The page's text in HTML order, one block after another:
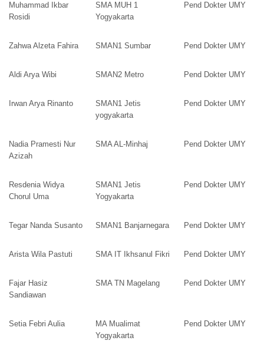
Muhammad Ikbar
Rosidi
SMA MUH 1
Yogyakarta
Pend Dokter UMY
Zahwa Alzeta Fahira SMAN1 Sumbar Pend Dokter UMY
Aldi Arya Wibi SMAN2 Metro Pend Dokter UMY
Irwan Arya Rinanto
SMAN1 Jetis
yogyakarta
Pend Dokter UMY
Nadia Pramesti Nur
Azizah
SMA AL-Minhaj Pend Dokter UMY
Resdenia Widya
Chorul Uma
SMAN1 Jetis
Yogyakarta
Pend Dokter UMY
Tegar Nanda Susanto SMAN1 Banjarnegara Pend Dokter UMY
Arista Wila Pastuti SMA IT Ikhsanul Fikri Pend Dokter UMY
Fajar Hasiz
Sandiawan
SMA TN Magelang Pend Dokter UMY
Setia Febri Aulia
MA Mualimat
Yogyakarta
Pend Dokter UMY